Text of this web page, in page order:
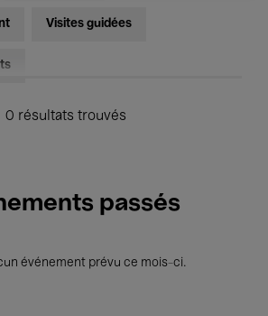
Visites guidées
0 résultats trouvés
passés
événement prévu ce mois-ci.